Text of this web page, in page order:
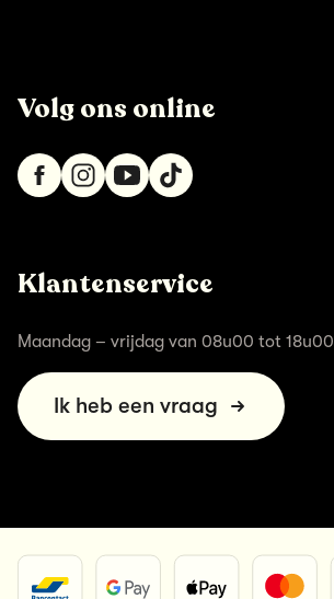
Volg ons online
Klantenservice
Maandag – vrijdag van 08u00 tot 18u00
Ik heb een vraag